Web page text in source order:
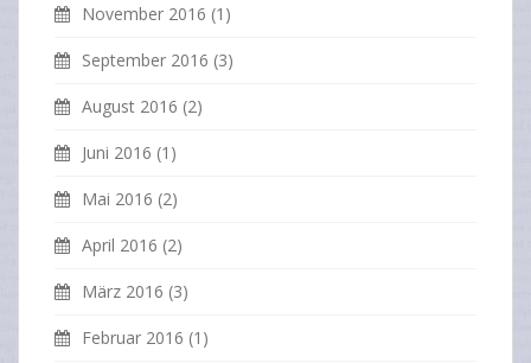
November 2016 (1)
September 2016 (3)
August 2016 (2)
Juni 2016 (1)
Mai 2016 (2)
April 2016 (2)
März 2016 (3)
Februar 2016 (1)